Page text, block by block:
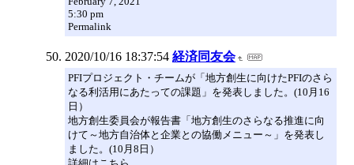
5:30 pm
Permalink
2020/10/16 18:37:54 経済同友会
PFIプロジェクト・チームが「地方創生に向けたPFIのさら
なる利活用にあたっての課題」を発表しました。(10月16
日）
地方創生委員会が報告書「地方創生のさらなる推進に向
けて～地方自治体と企業との協働メニュー～」を発表し
ました。(10月8日）